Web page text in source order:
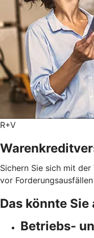
R+V
Sichern Sie sich mit
vor
Das könnte
Betriebs-